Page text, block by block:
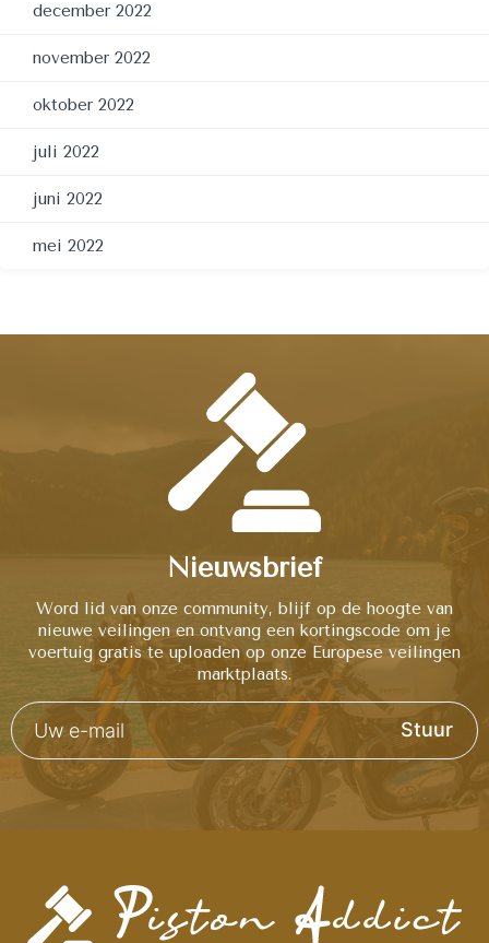
december 2022
november 2022
oktober 2022
juli 2022
juni 2022
mei 2022
Nieuwsbrief
Word lid van onze community, blijf op de hoogte van
nieuwe veilingen en ontvang een kortingscode om je
voertuig gratis te uploaden op onze Europese veilingen
marktplaats.
Stuur